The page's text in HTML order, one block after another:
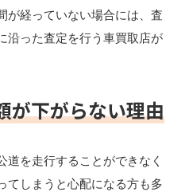
が経っていない場合には、査
沿った査定を行う車買取店が
が下がらない理由
を走行することができなく
てしまうと心配になる方も多